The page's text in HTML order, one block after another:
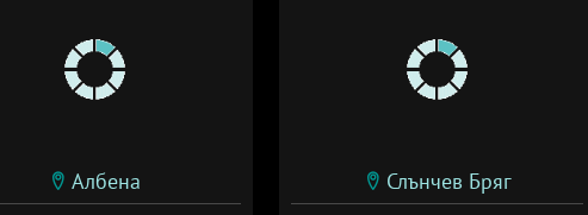
Албена Слънчев Бряг